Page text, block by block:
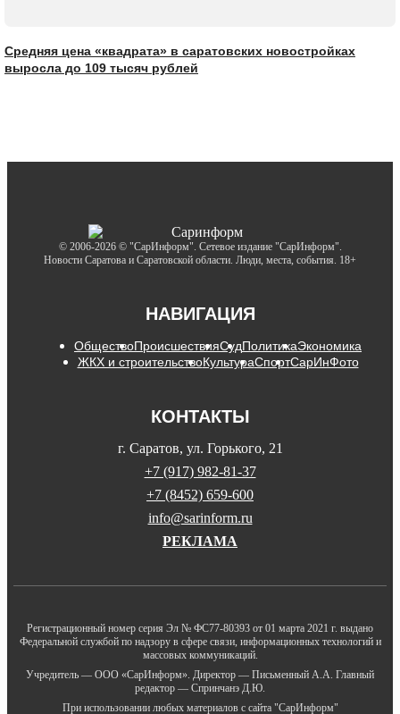
Средняя цена «квадрата» в саратовских новостройках
выросла до 109 тысяч рублей
© 2006-2026 © "СарИнформ". Сетевое издание "СарИнформ".
Новости Саратова и Саратовской области. Люди, места, события. 18+
НАВИГАЦИЯ
ОбществоПроисшествияСудПолитикаЭкономика
ЖКХ и строительствоКультураСпортСарИнФото
КОНТАКТЫ
г. Саратов, ул. Горького, 21
+7 (917) 982-81-37
+7 (8452) 659-600
info@sarinform.ru
РЕКЛАМА
Регистрационный номер серия Эл № ФС77-80393 от 01 марта 2021 г. выдано
Федеральной службой по надзору в сфере связи, информационных технологий и
массовых коммуникаций.
Учредитель — ООО «СарИнформ». Директор — Письменный А.А. Главный
редактор — Спринчанэ Д.Ю.
При использовании любых материалов с сайта "СарИнформ"